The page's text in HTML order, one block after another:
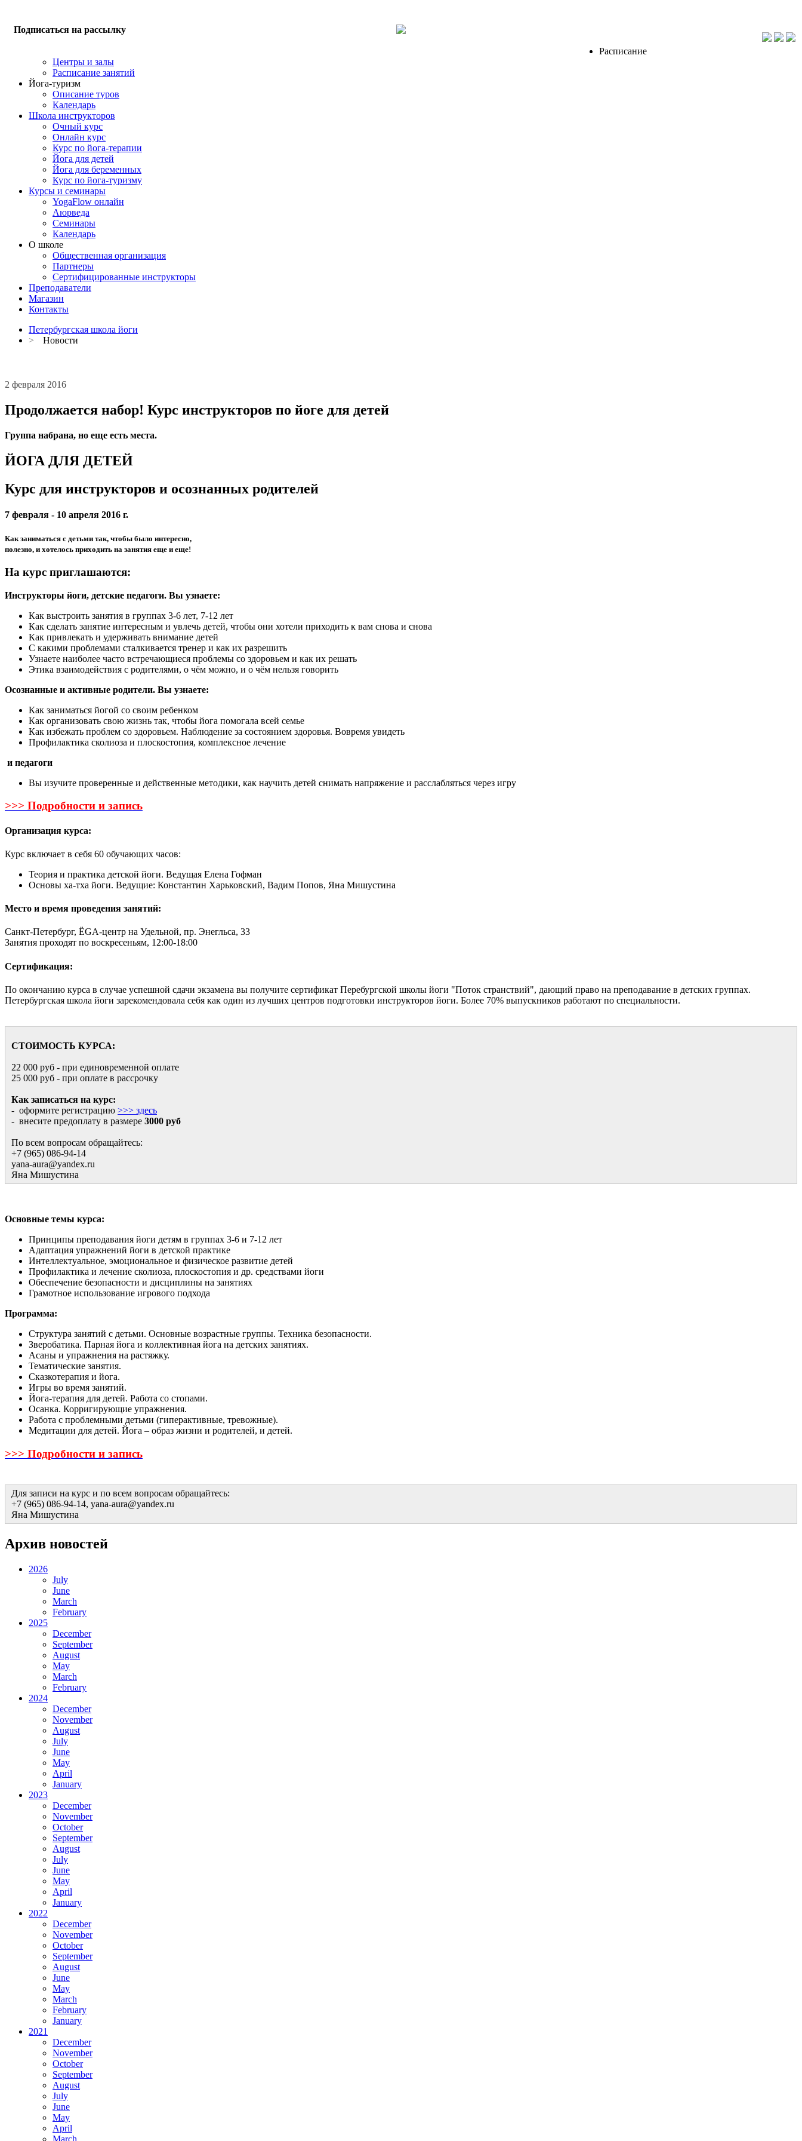
Подписаться на рассылку
Расписание
Центры и залы
Расписание занятий
Йога-туризм
Описание туров
Календарь
Школа инструкторов
Очный курс
Онлайн курс
Курс по йога-терапии
Йога для детей
Йога для беременных
Курс по йога-туризму
Курсы и семинары
YogaFlow онлайн
Аюрведа
Семинары
Календарь
О школе
Общественная организация
Партнеры
Сертифицированные инструкторы
Преподаватели
Магазин
Контакты
Петербургская школа йоги
>
Новости
2 февраля 2016
Продолжается набор! Курс инструкторов по йоге для детей
Группа набрана, но еще есть места.
ЙОГА ДЛЯ ДЕТЕЙ
Курс для инструкторов и осознанных родителей
7 февраля - 10 апреля 2016 г.
Как заниматься с детьми так, чтобы было интересно,
полезно, и хотелось приходить на занятия еще и еще!
На курс приглашаются:
Инструкторы йоги, детские педагоги. Вы узнаете:
Как выстроить занятия в группах 3-6 лет, 7-12 лет
Как сделать занятие интересным и увлечь детей, чтобы они хотели приходить к вам снова и снова
Как привлекать и удерживать внимание детей
С какими проблемами сталкивается тренер и как их разрешить
Узнаете наиболее часто встречающиеся проблемы со здоровьем и как их решать
Этика взаимодействия с родителями, о чём можно, и о чём нельзя говорить
Осознанные и активные родители. Вы узнаете:
Как заниматься йогой со своим ребенком
Как организовать свою жизнь так, чтобы йога помогала всей семье
Как избежать проблем со здоровьем. Наблюдение за состоянием здоровья. Вовремя увидеть
Профилактика сколиоза и плоскостопия, комплексное лечение
и педагоги
Вы изучите проверенные и действенные методики, как научить детей снимать напряжение и расслабляться через игру
>>> Подробности и запись
Организация курса:
Курс включает в себя 60 обучающих часов:
Теория и практика детской йоги. Ведущая Елена Гофман
Основы ха-тха йоги. Ведущие: Константин Харьковский, Вадим Попов, Яна Мишустина
Место и время проведения занятий:
Санкт-Петербург, ЁGА-центр на Удельной, пр. Энегльса, 33
Занятия проходят по воскресеньям, 12:00-18:00
Сертификация:
По окончанию курса в случае успешной сдачи экзамена вы получите сертификат Перебургской школы йоги "Поток странствий", дающий право на преподавание в детских группах.
Петербургская школа йоги зарекомендовала себя как один из лучших центров подготовки инструкторов йоги. Более 70% выпускников работают по специальности.
СТОИМОСТЬ КУРСА:
22 000 руб - при единовременной оплате
25 000 руб - при оплате в рассрочку
Как записаться на курс:
- оформите регистрацию >>> здесь
- внесите предоплату в размере 3000 руб
По всем вопросам обращайтесь:
+7 (965) 086-94-14
yana-aura@yandex.ru
Яна Мишустина
Основные темы курса:
Принципы преподавания йоги детям в группах 3-6 и 7-12 лет
Адаптация упражнений йоги в детской практике
Интеллектуальное, эмоциональное и физическое развитие детей
Профилактика и лечение сколиоза, плоскостопия и др. средствами йоги
Обеспечение безопасности и дисциплины на занятиях
Грамотное использование игрового подхода
Программа:
Структура занятий с детьми. Основные возрастные группы. Техника безопасности.
Зверобатика. Парная йога и коллективная йога на детских занятиях.
Асаны и упражнения на растяжку.
Тематические занятия.
Сказкотерапия и йога.
Игры во время занятий.
Йога-терапия для детей. Работа со стопами.
Осанка. Корригирующие упражнения.
Работа с проблемными детьми (гиперактивные, тревожные).
Медитации для детей. Йога – образ жизни и родителей, и детей.
>>> Подробности и запись
Для записи на курс и по всем вопросам обращайтесь:
+7 (965) 086-94-14, yana-aura@yandex.ru
Яна Мишустина
Архив новостей
2026
July
June
March
February
2025
December
September
August
May
March
February
2024
December
November
August
July
June
May
April
January
2023
December
November
October
September
August
July
June
May
April
January
2022
December
November
October
September
August
June
May
March
February
January
2021
December
November
October
September
August
July
June
May
April